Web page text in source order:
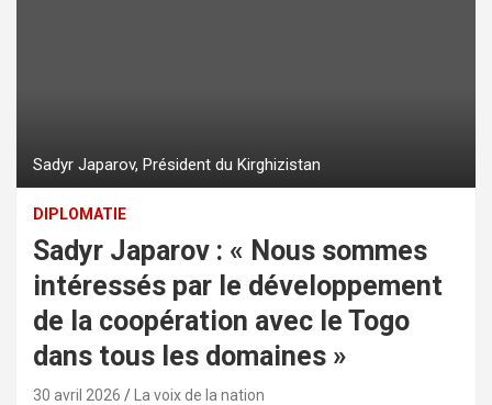
Sadyr Japarov, Président du Kirghizistan
DIPLOMATIE
Sadyr Japarov : « Nous sommes
intéressés par le développement
de la coopération avec le Togo
dans tous les domaines »
30 avril 2026 La voix de la nation